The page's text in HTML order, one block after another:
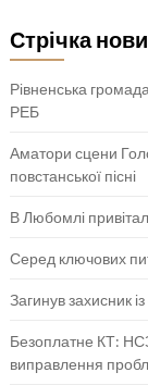
Стрічка
Рівненська
РЕБ
Аматори сцени
повстанської пісні
В Любомлі
Серед ключових
Загинув захисник
Безоплатне КТ:
виправлення